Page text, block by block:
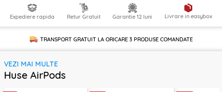
Expediere rapida Retur Gratuit Garantie 12 luni Livrare in easybox
TRANSPORT GRATUIT LA ORICARE 3 PRODUSECOMANDATE
VEZI MAI MULTE
Huse AirPods